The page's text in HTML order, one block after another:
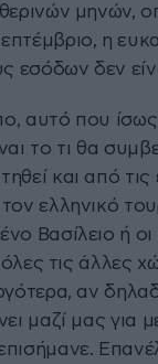
μηνών,
η
εσόδων δεν
αυτό που ίσως
το τι θα
και από τις
ελληνικό
Βασίλειο ή
όλες τις άλλες
αν
μαζί μας για